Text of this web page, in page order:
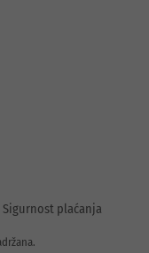
Sigurnost plaćanja